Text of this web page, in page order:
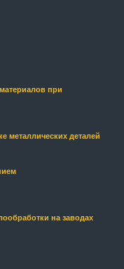
при
металлических деталей
на заводах